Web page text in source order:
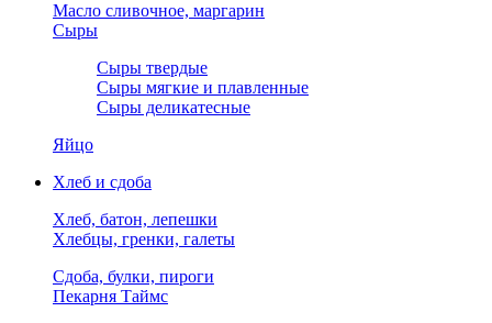
Масло сливочное, маргарин
Сыры
Сыры твердые
Сыры мягкие и плавленные
Сыры деликатесные
Яйцо
Хлеб и сдоба
Хлеб, батон, лепешки
Хлебцы, гренки, галеты
Сдоба, булки, пироги
Пекарня Таймс